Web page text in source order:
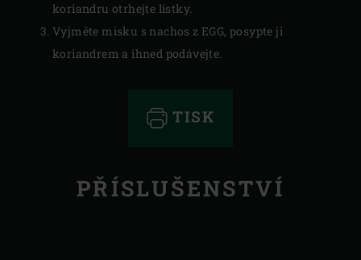
koriandru otrhejte lístky.
Vyjměte misku s nachos z EGG, posypte ji
koriandrem a ihned podávejte.
TISK
PŘÍSLUŠENSTVÍ